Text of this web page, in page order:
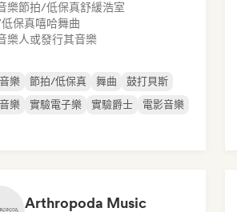
樂節拍/低保真舒緩浩室
保真嘻哈舞曲
樂人或發行其音樂
樂 節拍/低保真 舞曲
鼓打貝斯
樂
實驗電子樂 實驗爵士 電影音樂
Arthropoda Music